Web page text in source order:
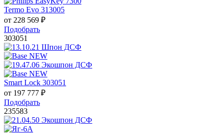
Termo Evo 313005
от 228 569 ₽
Подобрать
303051
Smart Lock 303051
от 197 777 ₽
Подобрать
235583